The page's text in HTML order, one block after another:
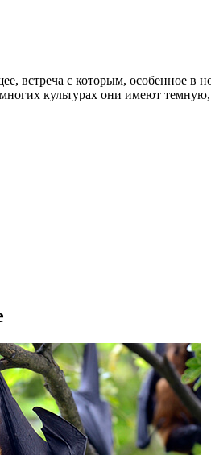
встреча с которым, особенное в
культурах они имеют